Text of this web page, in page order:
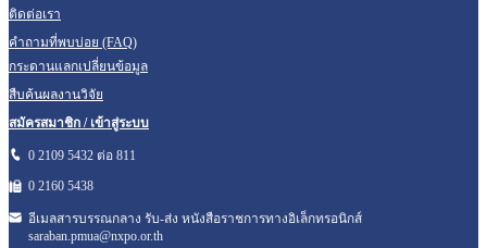
ติดต่อเรา
คำถามที่พบบ่อย (FAQ)
กระดานแลกเปลี่ยนข้อมูล
สืบค้นผลงานวิจัย
สมัครสมาชิก / เข้าสู่ระบบ
0 2109 5432 ต่อ 811
0 2160 5438
อีเมลสารบรรณกลาง รับ-ส่ง หนังสือราชการทางอิเล็กทรอนิกส์
saraban.pmua@nxpo.or.th